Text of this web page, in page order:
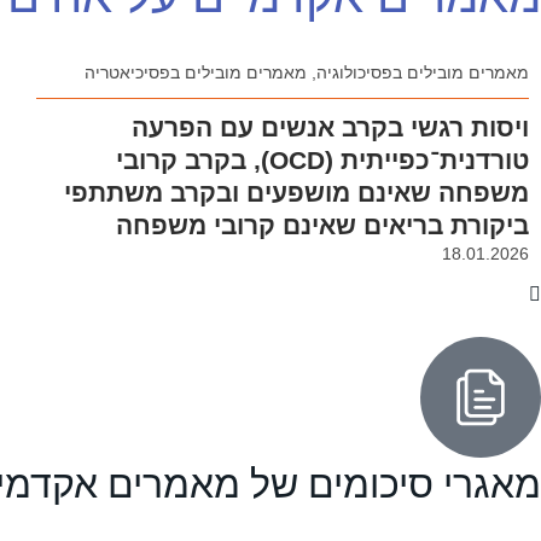
מאמרים מובילים בפסיכולוגיה מאמרים מובילים בפסיכיאטריה
ויסות רגשי בקרב אנשים עם הפרעה
טורדנית־כפייתית (OCD), בקרב קרובי
משפחה שאינם מושפעים ובקרב משתתפי
ביקורת בריאים שאינם קרובי משפחה
18.01.2026
מאגרי סיכומים של מאמרים